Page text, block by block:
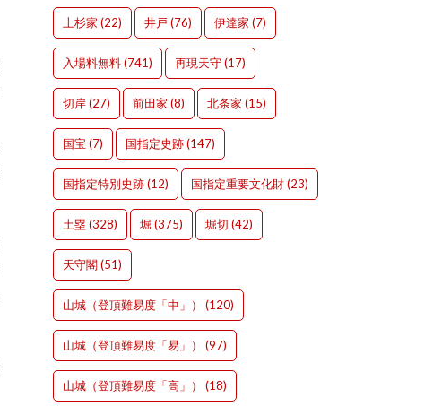
上杉家 (22) 井戸 (76) 伊達家 (7)
入場料無料(741) 再現天守(17)
切岸(27) 前田家 (8) 北条家 (15)
国宝 (7) 国指定史跡(147)
国指定特別史跡(12) 国指定重要文化財(23)
土塁 (328) 堀 (375) 堀切 (42)
天守閣(51)
山城（登頂難易度「中」） (120)
山城（登頂難易度「易」） (97)
山城（登頂難易度「高」） (18)